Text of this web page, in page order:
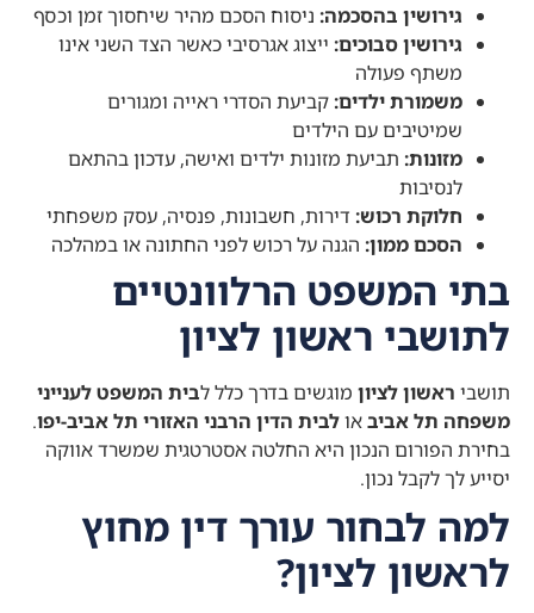
גירושין בהסכמה: ניסוח הסכם מהיר שיחסוך זמן וכסף
גירושין סבוכים: ייצוג אגרסיבי כאשר הצד השני אינו
משתף פעולה
משמורת ילדים: קביעת הסדרי ראייה ומגורים
שמיטיבים עם הילדים
מזונות: תביעת מזונות ילדים ואישה, עדכון בהתאם
לנסיבות
חלוקת רכוש: דירות, חשבונות, פנסיה, עסק משפחתי
הסכם ממון: הגנה על רכוש לפני החתונה או במהלכה
בתי המשפט הרלוונטיים
לתושבי ראשון לציון
תושבי ראשון לציון מוגשים בדרך כלל לבית המשפט לענייני
משפחה תל אביבאולבית הדין הרבני האזורי תל אביב-יפו.
בחירת הפורום הנכון היא החלטה אסטרטגית שמשרד אווקה
יסייע לך לקבל נכון.
למה לבחור עורך דין מחוץ
לראשון לציון?